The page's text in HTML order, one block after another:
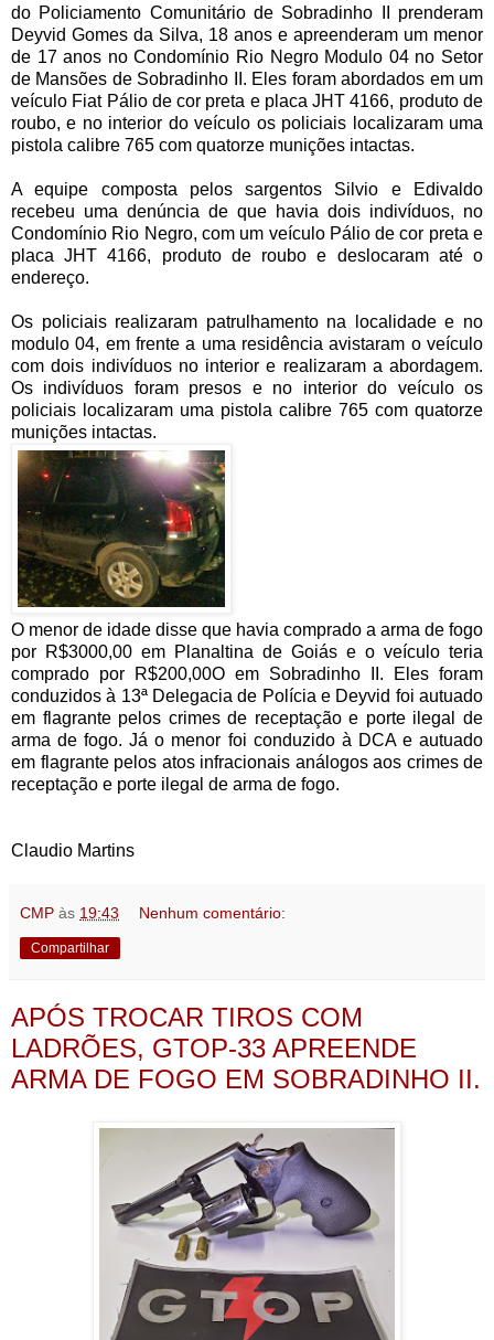
do Policiamento Comunitário de Sobradinho II prenderam
Deyvid Gomes da Silva, 18 anos e apreenderam um menor
de 17 anos no Condomínio Rio Negro Modulo 04 no Setor
de Mansões de Sobradinho II. Eles foram abordados em um
veículo Fiat Pálio de cor preta e placa JHT 4166, produto de
roubo, e no interior do veículo os policiais localizaram uma
pistola calibre 765 com quatorze munições intactas.
A equipe composta pelos sargentos Silvio e Edivaldo
recebeu uma denúncia de que havia dois indivíduos, no
Condomínio Rio Negro, com um veículo Pálio de cor preta e
placa JHT 4166, produto de roubo e deslocaram até o
endereço.
Os policiais realizaram patrulhamento na localidade e no
modulo 04, em frente a uma residência avistaram o veículo
com dois indivíduos no interior e realizaram a abordagem.
Os indivíduos foram presos e no interior do veículo os
policiais localizaram uma pistola calibre 765 com quatorze
munições intactas.
O menor de idade disse que havia comprado a arma de fogo
por R$3000,00 em Planaltina de Goiás e o veículo teria
comprado por R$200,00O em Sobradinho II. Eles foram
conduzidos à 13ª Delegacia de Polícia e Deyvid foi autuado
em flagrante pelos crimes de receptação e porte ilegal de
arma de fogo. Já o menor foi conduzido à DCA e autuado
em flagrante pelos atos infracionais análogos aos crimes de
receptação e porte ilegal de arma de fogo.
Claudio Martins
CMP às 19:43 Nenhum comentário:
Compartilhar
APÓS TROCAR TIROS COM
LADRÕES, GTOP-33 APREENDE
ARMA DE FOGO EM SOBRADINHO II.